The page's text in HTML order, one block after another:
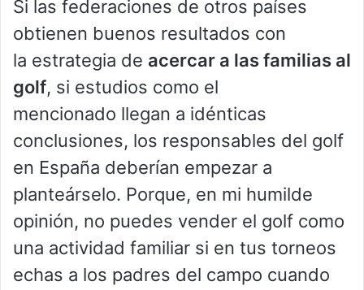
Si las federaciones de otros países
obtienen buenos resultados con
la estrategia de acercar a las familias al
golf, si estudios como el
mencionado llegan a idénticas
conclusiones, los responsables del golf
en España deberían empezar a
planteárselo. Porque, en mi humilde
opinión, no puedes vender el golf como
una actividad familiar si en tus torneos
echas a los padres del campo cuando